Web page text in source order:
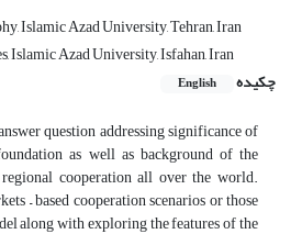
Islamic Azad University, Tehran, Iran
Islamic Azad University, Isfahan, Iran
چکیده
English
question addressing significance of
as well as background of the
cooperation all over the world.
– based cooperation scenarios or those
along with exploring the features of the